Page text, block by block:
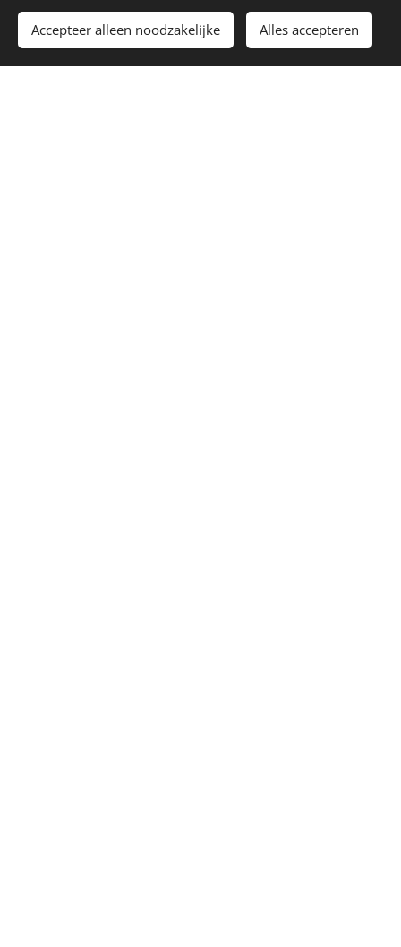
V20 Marking Plate With Foam
Ref : AVR0031
Excl. Verzending !
Accepteer alleen noodzakelijke Alles accepteren